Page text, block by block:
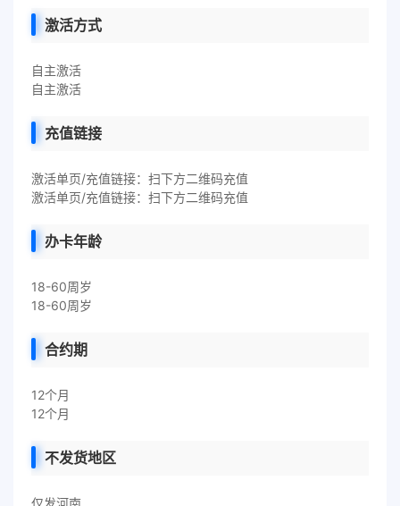
激活方式
自主激活
自主激活
充值链接
激活单页/充值链接：扫下方二维码充值
激活单页/充值链接：扫下方二维码充值
办卡年龄
18-60周岁
18-60周岁
合约期
12个月
12个月
不发货地区
仅发河南